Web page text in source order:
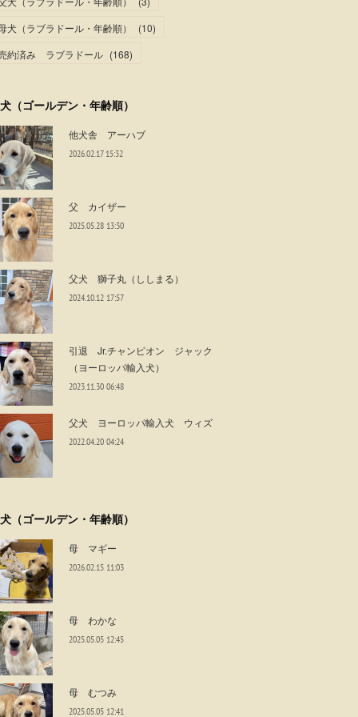
犬（ラブラドール・年齢順）
(10)
約済み ラブラドール (168)
（ゴールデン・年齢順）
他犬舎 アーハブ
2026.02.17 15:32
父 カイザー
2025.05.28 13:30
父犬 獅子丸（ししまる）
2024.10.12 17:57
引退 Jr.チャンピオン ジャック
（ヨーロッパ輸入犬）
2023.11.30 06:48
父犬 ヨーロッパ輸入犬 ウィズ
2022.04.20 04:24
（ゴールデン・年齢順）
母 マギー
2026.02.15 11:03
母 わかな
2025.05.05 12:45
母 むつみ
2025.05.05 12:41